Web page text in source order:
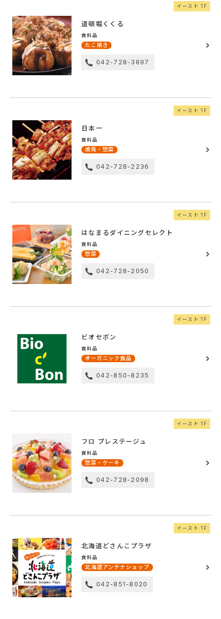
道頓堀くくる
食料品
たこ焼き
イースト 1F
042-728-3897
日本一
食料品
焼鳥・惣菜
イースト 1F
042-728-2236
はなまるダイニングセレクト
食料品
惣菜
イースト 1F
042-728-2050
ビオセボン
食料品
オーガニック食品
イースト 1F
042-850-8235
フロ プレステージュ
食料品
惣菜・ケーキ
イースト 1F
042-728-2098
北海道どさんこプラザ
食料品
北海道アンテナショップ
イースト 1F
042-851-8020